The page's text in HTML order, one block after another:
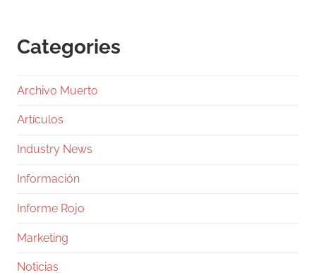
Categories
Archivo Muerto
Artículos
Industry News
Información
Informe Rojo
Marketing
Noticias